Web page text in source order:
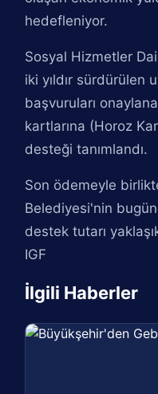
hedefleniyor.
Sosyal Hizmetler
iki yıldır sürdürülen
başvuruları
kartlarına (Horoz
desteği tanımlandı.
Son ödemeyle
Belediyesi'nin
destek tutarı
IGF
İlgili Haberler